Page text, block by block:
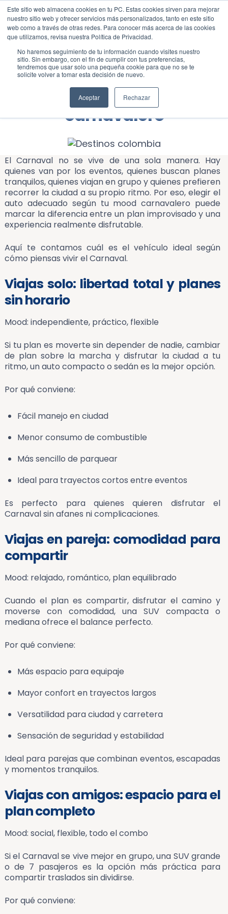
Este sitio web almacena cookies en tu PC. Estas cookies sirven para mejorar
nuestro sitio web y ofrecer servicios más personalizados, tanto en este sitio
web como a través de otras redes. Para conocer más acerca de las cookies
que utilizamos, revisa nuestra Política de Privacidad.
No haremos seguimiento de tu información cuando visites nuestro
sitio. Sin embargo, con el fin de cumplir con tus preferencias,
tendremos que usar solo una pequeña cookie para que no se te
solicite volver a tomar esta decisión de nuevo.
Aceptar Rechazar
Blog Todos
El auto ideal según tu mood
carnavalero
El Carnaval no se vive de una sola manera. Hay
quienes van por los eventos, quienes buscan planes
tranquilos, quienes viajan en grupo y quienes prefieren
recorrer la ciudad a su propio ritmo. Por eso, elegir el
auto adecuado según tu mood carnavalero puede
marcar la diferencia entre un plan improvisado y una
experiencia realmente disfrutable.
Aquí te contamos cuál es el vehículo ideal según
cómo piensas vivir el Carnaval.
Viajas solo: libertad total y planes
sin horario
Mood: independiente, práctico, flexible
Si tu plan es moverte sin depender de nadie, cambiar
de plan sobre la marcha y disfrutar la ciudad a tu
ritmo, un auto compacto o sedán es la mejor opción.
Por qué conviene:
Fácil manejo en ciudad
Menor consumo de combustible
Más sencillo de parquear
Ideal para trayectos cortos entre eventos
Es perfecto para quienes quieren disfrutar el
Carnaval sin afanes ni complicaciones.
Viajas en pareja: comodidad para
compartir
Mood: relajado, romántico, plan equilibrado
Cuando el plan es compartir, disfrutar el camino y
moverse con comodidad, una SUV compacta o
mediana ofrece el balance perfecto.
Por qué conviene:
Más espacio para equipaje
Mayor confort en trayectos largos
Versatilidad para ciudad y carretera
Sensación de seguridad y estabilidad
Ideal para parejas que combinan eventos, escapadas
y momentos tranquilos.
Viajas con amigos: espacio para el
plan completo
Mood: social, flexible, todo el combo
Si el Carnaval se vive mejor en grupo, una SUV grande
o de 7 pasajeros es la opción más práctica para
compartir traslados sin dividirse.
Por qué conviene: